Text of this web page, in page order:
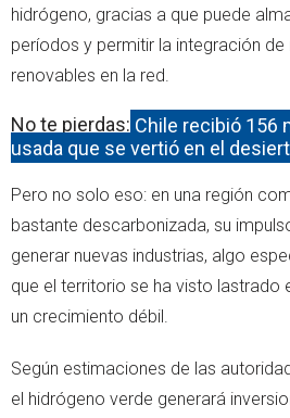
hidrógeno, gracias a que puede
períodos y permitir la integración de
renovables en la red.
No te pierdas: Chile recibió 156
usada que se vertió en el
Pero no solo eso: en una región
bastante descarbonizada, su
generar nuevas industrias, algo
que el territorio se ha visto lastrado
un crecimiento débil.
Según estimaciones de las
el hidrógeno verde generará